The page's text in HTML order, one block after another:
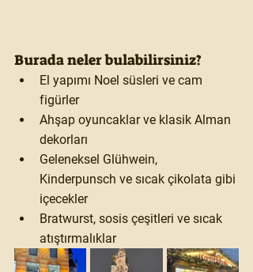
Burada neler bulabilirsiniz?
El yapımı Noel süsleri ve cam
figürler
Ahşap oyuncaklar ve klasik Alman
dekorları
Geleneksel Glühwein,
Kinderpunsch ve sıcak çikolata gibi
içecekler
Bratwurst, sosis çeşitleri ve sıcak
atıştırmalıklar